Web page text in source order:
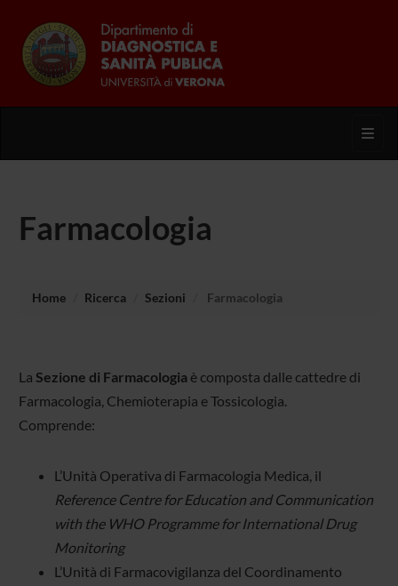
Farmacologia
Home Ricerca Sezioni Farmacologia
La Sezione di Farmacologiaè composta dalle cattedre di
Farmacologia, Chemioterapia e Tossicologia.
Comprende:
L’Unità Operativa di Farmacologia Medica, il
Reference Centre for Education and Communication
with the WHO Programme for International Drug
Monitoring
L’Unità di Farmacovigilanza del Coordinamento